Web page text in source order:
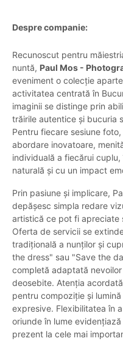
Despre companie:
Recunoscut pentru
nuntă, Paul Mos -
eveniment o colecție
activitatea centrată în
imaginii se distinge prin
trăirile autentice și bucuria
Pentru fiecare sesiune
abordare inovatoare,
individuală a fiecărui
naturală și cu un impact
Prin pasiune și implicare,
depășesc simpla redare
artistică ce pot fi apreciate
Oferta de servicii se
tradițională a nunților și
the dress" sau "Save the
completă adaptată
deosebite. Atenția
pentru compoziție și
expresive. Flexibilitatea în
oriunde în lume
prezent la cele mai